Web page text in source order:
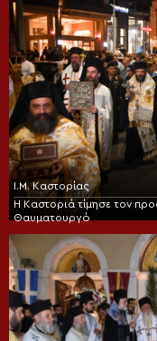
Ι.Μ. Καστορίας
Η Καστοριά τίμησε τον
Θαυματουργό